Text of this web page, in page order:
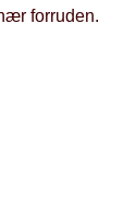
forruden.